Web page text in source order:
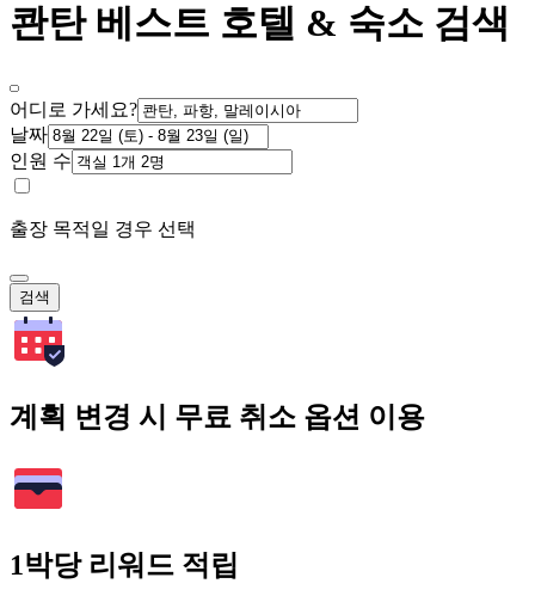
콴탄 베스트 호텔 & 숙소 검색
어디로 가세요?
날짜
인원 수
출장 목적일 경우 선택
검색
계획 변경 시 무료 취소 옵션 이용
1박당 리워드 적립